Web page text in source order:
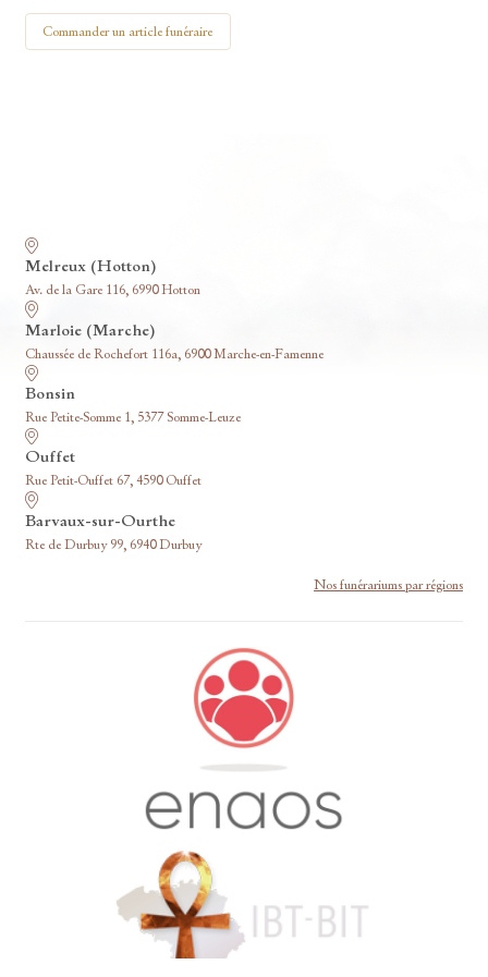
Commander un article funéraire
Melreux (Hotton)
Av. de la Gare 116, 6990 Hotton
Marloie (Marche)
Chaussée de Rochefort 116a, 6900 Marche-en-Famenne
Bonsin
Rue Petite-Somme 1, 5377 Somme-Leuze
Ouffet
Rue Petit-Ouffet 67, 4590 Ouffet
Barvaux-sur-Ourthe
Rte de Durbuy 99, 6940 Durbuy
Nos funérariums par régions